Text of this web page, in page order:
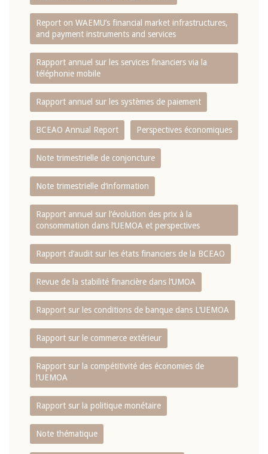
Report on WAEMU’s financial market infrastructures,
and payment instruments and services
Rapport annuel sur les services financiers via la
téléphonie mobile
Rapport annuel sur les systèmes de paiement
BCEAO Annual Report Perspectives économiques
Note trimestrielle de conjoncture
Note trimestrielle d‘information
Rapport annuel sur l‘évolution des prix à la
consommation dans l‘UEMOA et perspectives
Rapport d‘audit sur les états financiers de la BCEAO
Revue de la stabilité financière dans l‘UMOA
Rapport sur les conditions de banque dans L‘UEMOA
Rapport sur le commerce extérieur
Rapport sur la compétitivité des économies de
l‘UEMOA
Rapport sur la politique monétaire
Note thématique